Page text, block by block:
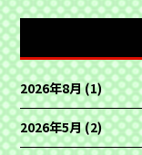
2026年8月(1)
2026年5月(2)